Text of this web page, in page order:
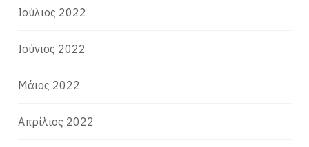
Ιούλιος 2022
Ιούνιος 2022
Μάιος 2022
Απρίλιος 2022